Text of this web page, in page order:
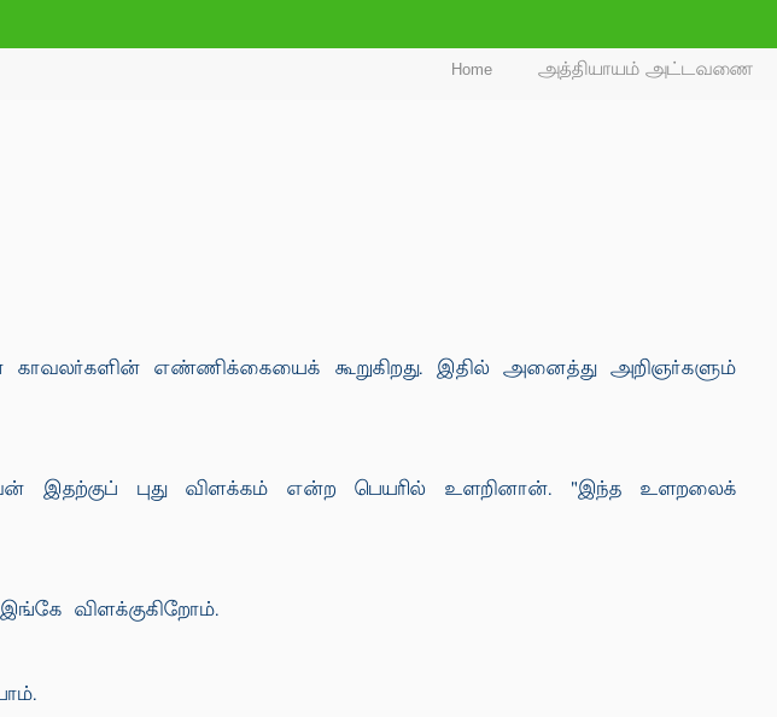
Home அத்தியாயம் அட்டவணை
காவலர்களின் எண்ணிக்கையைக் கூறுகிறது. இதில் அனைத்து அறிஞர்களும்
இதற்குப் புது விளக்கம் என்ற பெயரில் உளறினான். "இந்த உளறலைக்
விளக்குகிறோம்.